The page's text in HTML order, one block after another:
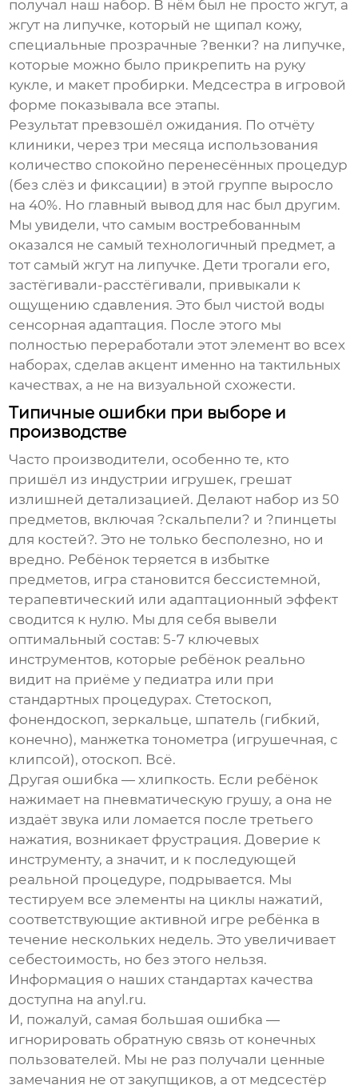
получал наш набор. В нём был не просто жгут, а
жгут на липучке, который не щипал кожу,
специальные прозрачные ?венки? на липучке,
которые можно было прикрепить на руку
кукле, и макет пробирки. Медсестра в игровой
форме показывала все этапы.
Результат превзошёл ожидания. По отчёту
клиники, через три месяца использования
количество спокойно перенесённых процедур
(без слёз и фиксации) в этой группе выросло
на 40%. Но главный вывод для нас был другим.
Мы увидели, что самым востребованным
оказался не самый технологичный предмет, а
тот самый жгут на липучке. Дети трогали его,
застёгивали-расстёгивали, привыкали к
ощущению сдавления. Это был чистой воды
сенсорная адаптация. После этого мы
полностью переработали этот элемент во всех
наборах, сделав акцент именно на тактильных
качествах, а не на визуальной схожести.
Типичные ошибки при выборе и
производстве
Часто производители, особенно те, кто
пришёл из индустрии игрушек, грешат
излишней детализацией. Делают набор из 50
предметов, включая ?скальпели? и ?пинцеты
для костей?. Это не только бесполезно, но и
вредно. Ребёнок теряется в избытке
предметов, игра становится бессистемной,
терапевтический или адаптационный эффект
сводится к нулю. Мы для себя вывели
оптимальный состав: 5-7 ключевых
инструментов, которые ребёнок реально
видит на приёме у педиатра или при
стандартных процедурах. Стетоскоп,
фонендоскоп, зеркальце, шпатель (гибкий,
конечно), манжетка тонометра (игрушечная, с
клипсой), отоскоп. Всё.
Другая ошибка — хлипкость. Если ребёнок
нажимает на пневматическую грушу, а она не
издаёт звука или ломается после третьего
нажатия, возникает фрустрация. Доверие к
инструменту, а значит, и к последующей
реальной процедуре, подрывается. Мы
тестируем все элементы на циклы нажатий,
соответствующие активной игре ребёнка в
течение нескольких недель. Это увеличивает
себестоимость, но без этого нельзя.
Информация о наших стандартах качества
доступна на anyl.ru.
И, пожалуй, самая большая ошибка —
игнорировать обратную связь от конечных
пользователей. Мы не раз получали ценные
замечания не от закупщиков, а от медсестёр